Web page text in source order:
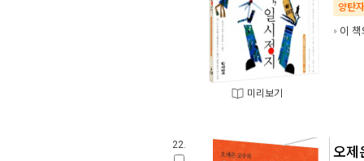
미리보기
양탄
이
22. 오제